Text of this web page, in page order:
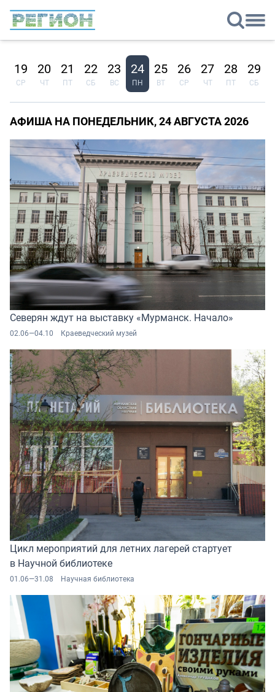
19
СР
20
ЧТ
21
ПТ
22
СБ
23
ВС
24
ПН
25
ВТ
26
СР
27
ЧТ
28
ПТ
29
СБ
АФИША НА ПОНЕДЕЛЬНИК, 24 АВГУСТА 2026
Северян ждут на выставку «Мурманск. Начало»
02.06—04.10 Краеведческий музей
Цикл мероприятий для летних лагерей стартует
в Научной библиотеке
01.06—31.08 Научная библиотека